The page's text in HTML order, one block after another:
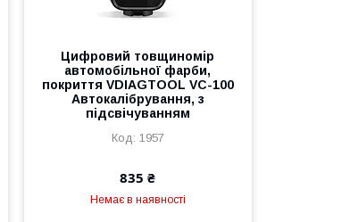
Цифровий товщиномір
автомобільної фарби,
покриття VDIAGTOOL VC-100
Автокалібрування, з
підсвічуванням
1957
835 ₴
Немає в наявності